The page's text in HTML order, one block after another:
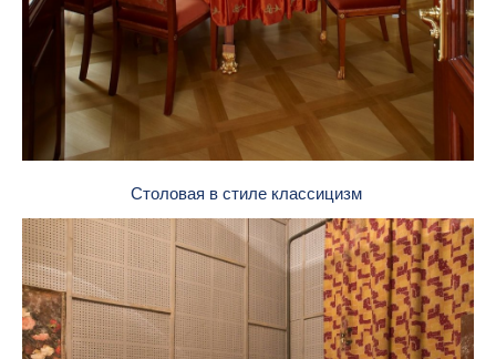
Столовая в стиле классицизм